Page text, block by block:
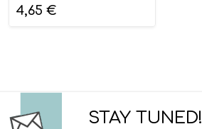
4,65 €
STAY TUNED!